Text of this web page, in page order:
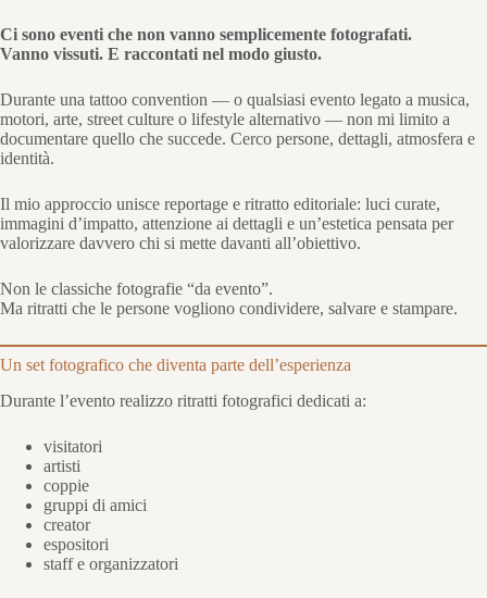
Ci sono eventi che non vanno semplicemente fotografati.
Vanno vissuti. E raccontati nel modo giusto.
Durante una tattoo convention — o qualsiasi evento legato a musica,
motori, arte, street culture o lifestyle alternativo — non mi limito a
documentare quello che succede. Cerco persone, dettagli, atmosfera e
identità.
Il mio approccio unisce reportage e ritratto editoriale: luci curate,
immagini d’impatto, attenzione ai dettagli e un’estetica pensata per
valorizzare davvero chi si mette davanti all’obiettivo.
Non le classiche fotografie “da evento”.
Ma ritratti che le persone vogliono condividere, salvare e stampare.
Un set fotografico che diventa parte dell’esperienza
Durante l’evento realizzo ritratti fotografici dedicati a:
visitatori
artisti
coppie
gruppi di amici
creator
espositori
staff e organizzatori